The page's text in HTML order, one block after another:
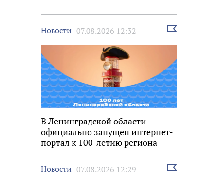
Новости 07.08.2026 12:32
Выбрать
В Ленинградской области
официально запущен интернет-
портал к 100-летию региона
Новости 07.08.2026 12:29
Выбрать